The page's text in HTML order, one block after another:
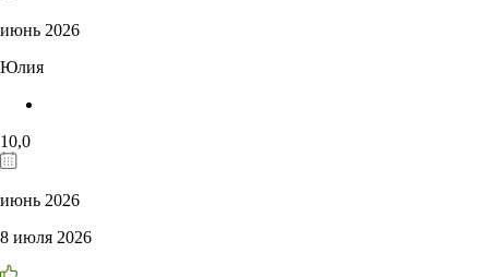
июнь 2026
Юлия
10,0
июнь 2026
8 июля 2026